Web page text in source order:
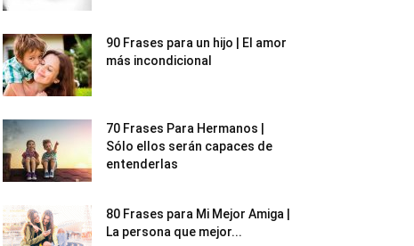
90 Frases para un hijo | El amor
más incondicional
70 Frases Para Hermanos |
Sólo ellos serán capaces de
entenderlas
80 Frases para Mi Mejor Amiga |
La persona que mejor...